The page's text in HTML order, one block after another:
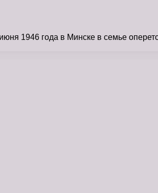
1946 года в Минске в семье